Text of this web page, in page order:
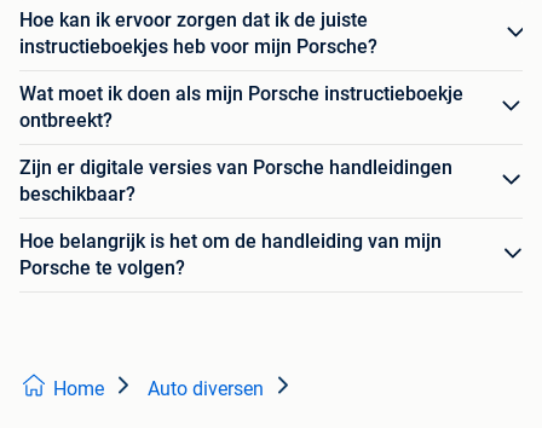
Hoe kan ik ervoor zorgen dat ik de juiste
instructieboekjes heb voor mijn Porsche?
Wat moet ik doen als mijn Porsche instructieboekje
ontbreekt?
Zijn er digitale versies van Porsche handleidingen
beschikbaar?
Hoe belangrijk is het om de handleiding van mijn
Porsche te volgen?
Home Auto diversen